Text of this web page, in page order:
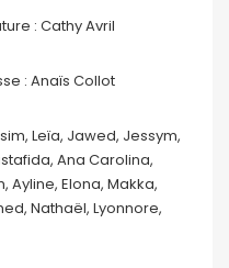
: Cathy Avril
: Anaïs Collot
Leïa, Jawed, Jessym,
Ana Carolina,
Ayline, Elona, Makka,
Nathaël, Lyonnore,